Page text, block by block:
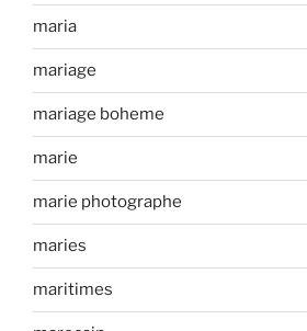
maria
mariage
mariage boheme
marie
marie photographe
maries
maritimes